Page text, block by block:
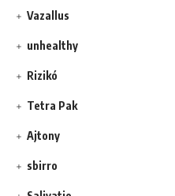
Vazallus
unhealthy
Rizikó
Tetra Pak
Ajtony
sbirro